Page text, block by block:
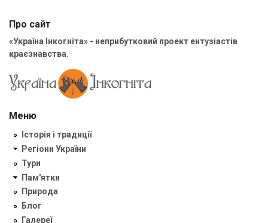
Про сайт
«Україна Інкогніта» - неприбутковий проект ентузіастів
краєзнавства.
Меню
Історія і традиції
Регіони України
Тури
Пам'ятки
Природа
Блог
Галереї